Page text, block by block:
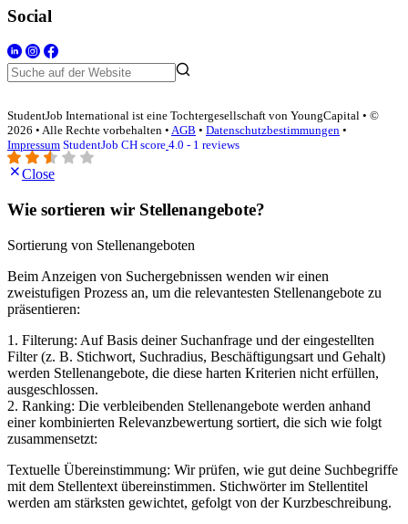
Social
StudentJob International ist eine Tochtergesellschaft von YoungCapital • ©
2026 • Alle Rechte vorbehalten • AGB • Datenschutzbestimmungen •
Impressum StudentJob CH score 4.0 - 1 reviews
Close
Wie sortieren wir Stellenangebote?
Sortierung von Stellenangeboten
Beim Anzeigen von Suchergebnissen wenden wir einen
zweistufigen Prozess an, um die relevantesten Stellenangebote zu
präsentieren:
1. Filterung: Auf Basis deiner Suchanfrage und der eingestellten
Filter (z. B. Stichwort, Suchradius, Beschäftigungsart und Gehalt)
werden Stellenangebote, die diese harten Kriterien nicht erfüllen,
ausgeschlossen.
2. Ranking: Die verbleibenden Stellenangebote werden anhand
einer kombinierten Relevanzbewertung sortiert, die sich wie folgt
zusammensetzt:
Textuelle Übereinstimmung: Wir prüfen, wie gut deine Suchbegriffe
mit dem Stellentext übereinstimmen. Stichwörter im Stellentitel
werden am stärksten gewichtet, gefolgt von der Kurzbeschreibung.